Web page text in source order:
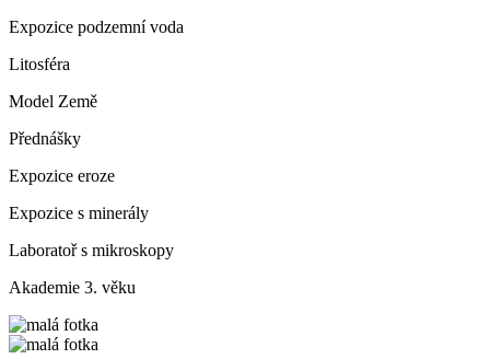
Expozice podzemní voda
Litosféra
Model Země
Přednášky
Expozice eroze
Expozice s minerály
Laboratoř s mikroskopy
Akademie 3. věku